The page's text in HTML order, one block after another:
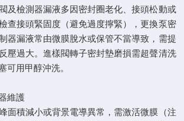
及檢測器漏液多因密封圈老化、接頭松動或
查接頭緊固度（避免過度擰緊），更換泵密
器漏液常由微膜脫水或保管不當導致，需提
壓過大。進樣閥轉子密封墊磨損需超聲清洗
可用甲醇沖洗。
維護
面積減小或背景電導異常，需激活微膜（注